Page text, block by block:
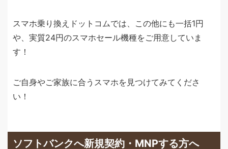
スマホ乗り換えドットコムでは、この他にも一括1円
や、実質24円のスマホセール機種をご用意していま
す！
ご自身やご家族に合うスマホを見つけてみてくださ
い！
ソフトバンクへ新規契約・MNPする方へ